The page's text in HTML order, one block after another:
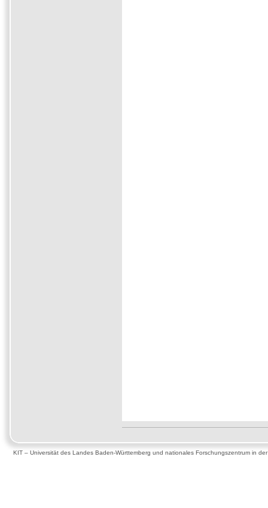
KIT – Universität des Landes Baden-Württemberg und nationales Forschungszentrum in